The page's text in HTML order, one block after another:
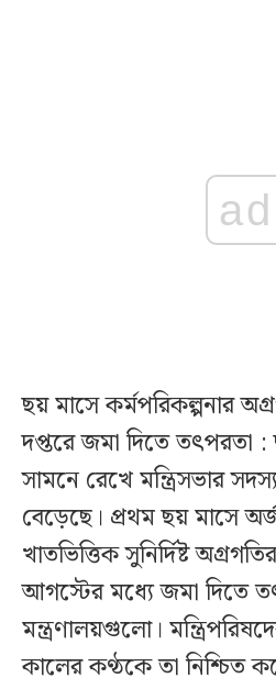
ad
ছয় মাসে কর্মপরিকল্পনার
দপ্তরে জমা দিতে তৎপরতা
সামনে রেখে মন্ত্রিসভার
বেড়েছে। প্রথম ছয় মাসে
খাতভিত্তিক সুনির্দিষ্ট
আগস্টের মধ্যে জমা দিতে
মন্ত্রণালয়গুলো।
কালের কণ্ঠকে তা নিশ্চিত